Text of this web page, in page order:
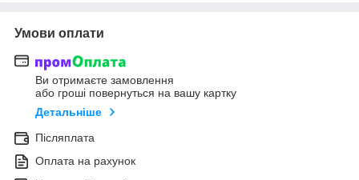
Умови оплати
Ви отримаєте замовлення
або гроші повернуться на вашу картку
Детальніше
Післяплата
Оплата на рахунок